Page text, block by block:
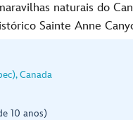
naturais do
Sainte Anne
Canada
10 anos)